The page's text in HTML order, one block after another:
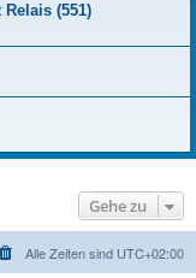
(551)
Gehe zu
Alle Zeiten sind UTC+02:00